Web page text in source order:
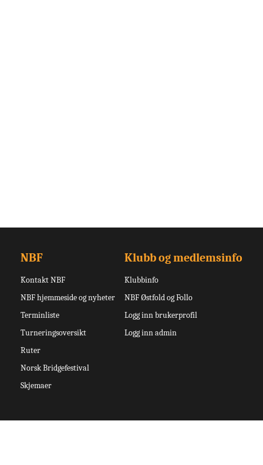
NBF
Kontakt NBF
NBF hjemmeside og nyheter
Terminliste
Turneringsoversikt
Ruter
Norsk Bridgefestival
Skjemaer
Klubb og medlemsinfo
Klubbinfo
NBF Østfold og Follo
Logg inn brukerprofil
Logg inn admin